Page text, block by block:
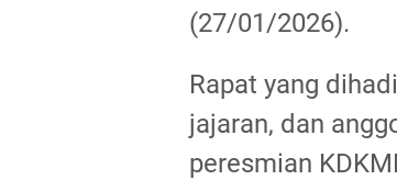
(27/01/2026).
Rapat yang
jajaran, dan
peresmian